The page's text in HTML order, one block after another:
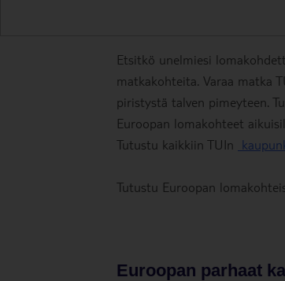
Etsitkö unelmiesi
matkakohteita. Varaa matka
piristystä talven pimeyteen.
Euroopan lomakohteet
Tutustu kaikkiin TUIn
Tutustu Euroopan
Euroopan parhaat